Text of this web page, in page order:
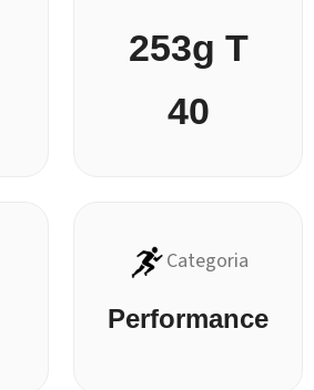
253g T
40
Categoria
Performance